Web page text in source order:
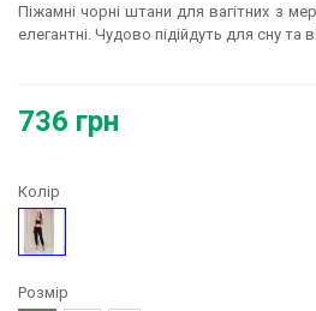
Піжамні чорні штани для вагітних з
елегантні. Чудово підійдуть для сну та
736 грн
Колір
Чорний
Розмір